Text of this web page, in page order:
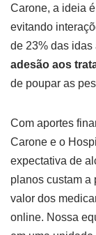
Carone, a ideia
evitando
de 23% das idas
adesão aos
de poupar as
Com aportes
Carone e o
expectativa de
planos custam a
valor dos
online. Nossa